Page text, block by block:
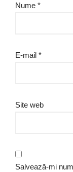
Nume *
E-mail *
Site web
Salvează-mi